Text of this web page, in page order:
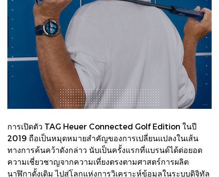
การเปิดตัว TAG Heuer Connected Golf Edition ในปี
2019 ถือเป็นหมุดหมายสำคัญของการเปลี่ยนแปลงในเส้น
ทางการค้นคว้าดังกล่าว นับเป็นครั้งแรกที่แบรนด์ได้ต่อยอด
ความเชี่ยวชาญจากความเที่ยงตรงตามศาสตร์การผลิต
นาฬิกาดั้งเดิม ไปสู่โลกแห่งการวิเคราะห์ข้อมูลในระบบดิจิทัล